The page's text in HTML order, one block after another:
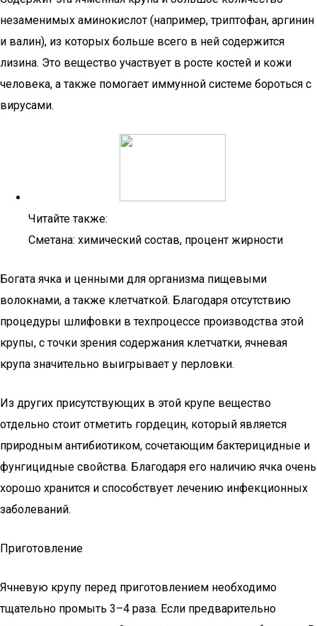
незаменимых аминокислот (например, триптофан, аргинин
и валин), из которых больше всего в ней содержится
лизина. Это вещество участвует в росте костей и кожи
человека, а также помогает иммунной системе бороться с
вирусами.
Читайте также:
Сметана: химический состав, процент жирности
Богата ячка и ценными для организма пищевыми
волокнами, а также клетчаткой. Благодаря отсутствию
процедуры шлифовки в техпроцессе производства этой
крупы, с точки зрения содержания клетчатки, ячневая
крупа значительно выигрывает у перловки.
Из других присутствующих в этой крупе вещество
отдельно стоит отметить гордецин, который является
природным антибиотиком, сочетающим бактерицидные и
фунгицидные свойства. Благодаря его наличию ячка очень
хорошо хранится и способствует лечению инфекционных
заболеваний.
Приготовление
Ячневую крупу перед приготовлением необходимо
тщательно промыть 3–4 раза. Если предварительно